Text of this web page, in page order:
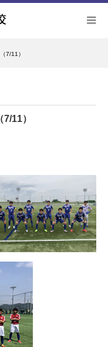
7/11）
11）